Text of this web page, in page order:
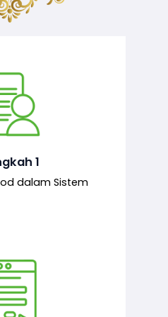
1
dalam Sistem
permohonan
oleh pemohon,